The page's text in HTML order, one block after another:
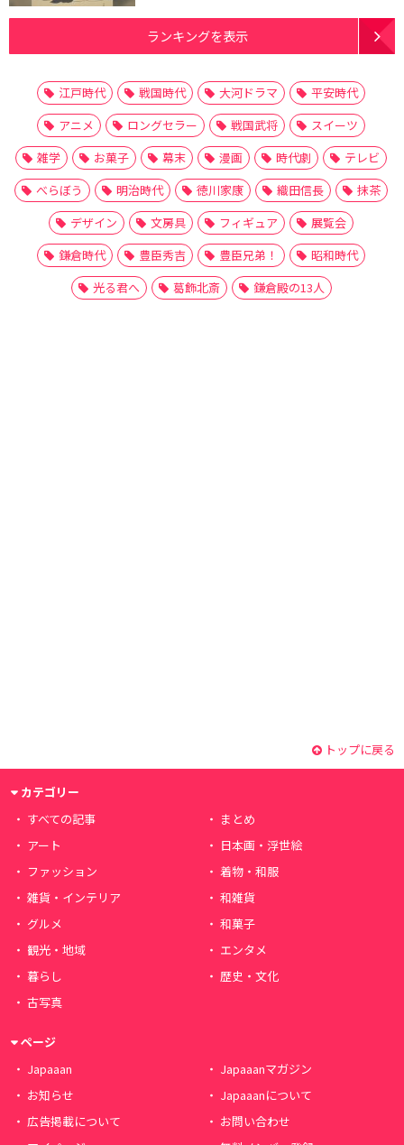
ランキングを表示
江戸時代 戦国時代 大河ドラマ
平安時代
アニメ
ロングセラー 戦国武将
スイーツ
雑学
お菓子 幕末 漫画 時代劇
テレビ
べらぼう
明治時代 徳川家康 織田信長
抹茶
デザイン
文房具 フィギュア
展覧会
鎌倉時代
豊臣秀吉 豊臣兄弟！
昭和時代
光る君へ
葛飾北斎 鎌倉殿の13人
トップに戻る
カテゴリー
すべての記事
まとめ
アート
日本画・浮世絵
ファッション
着物・和服
雑貨・インテリア
和雑貨
グルメ
和菓子
観光・地域
エンタメ
暮らし
歴史・文化
古写真
ページ
Japaaan
Japaaanマガジン
お知らせ
Japaaanについて
広告掲載について
お問い合わせ